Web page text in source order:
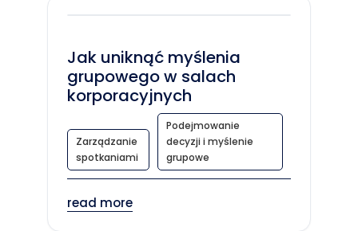
Jak uniknąć myślenia
grupowego w salach
korporacyjnych
Zarządzanie
spotkaniami
Podejmowanie
decyzji i myślenie
grupowe
read more